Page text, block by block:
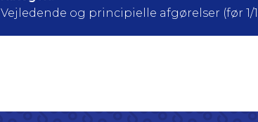
Vejledende og principielle afgørelser (før 1/1-